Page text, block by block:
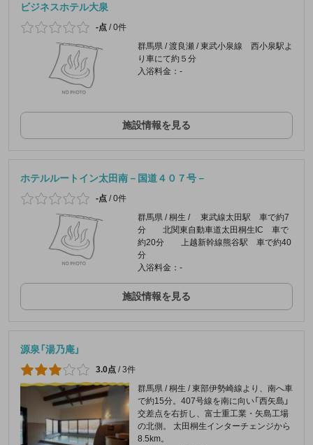
ビジネスホテル大泉
-点 /0件
群馬県 / 渡良瀬 / 東武小泉線 西小泉駅よ
り車にて約５分
入浴料金：-
施設情報を見る
ホテルルートイン太田南－国道４０７号－
-点 /0件
群馬県 / 桐生 / 東武線太田駅 車で約7
分 北関東自動車道太田桐生IC 車で
約20分 上越新幹線熊谷駅 車で約40
分
入浴料金：-
施設情報を見る
源泉「湯乃庵」
3.0点 /3件
群馬県 / 桐生 / 東部伊勢崎線より、南へ車
で約15分。407号線を南に向い「西矢島」
交差点を右折し、富士重工業・矢島工場
の北側。 太田桐生インターチェンジから
8.5km。